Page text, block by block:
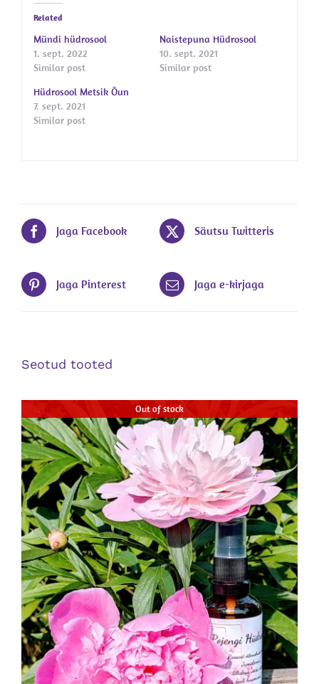
Related
Mündi hüdrosool
1. sept. 2022
Similar post
Naistepuna Hüdrosool
10. sept. 2021
Similar post
Hüdrosool Metsik Õun
7. sept. 2021
Similar post
Jaga Facebook Säutsu Twitteris
Jaga Pinterest Jaga e-kirjaga
Seotud tooted
Out of stock
DETAILS